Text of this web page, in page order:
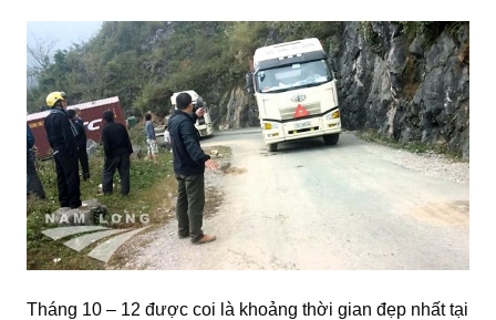
Tháng 10 – 12 được coi là khoảng thời gian đẹp nhất tại